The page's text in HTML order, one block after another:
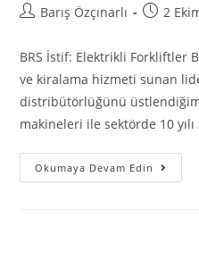
Barış Özçınarlı 2
BRS İstif: Elektrikli Forkliftler
ve kiralama hizmeti sunan
distribütörlüğünü
makineleri ile sektörde 10
Okumaya Devam Edin